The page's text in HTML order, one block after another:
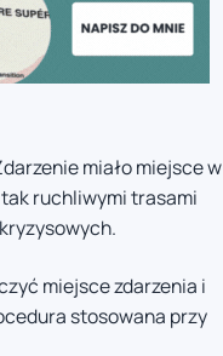
miało miejsce w
ruchliwymi trasami
miejsce zdarzenia i
stosowana przy